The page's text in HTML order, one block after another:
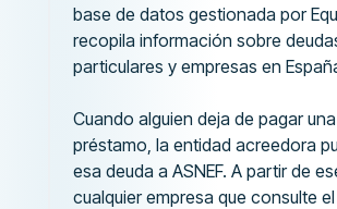
base de datos gestionada por
recopila información sobre
particulares y empresas en
Cuando alguien deja de pagar
préstamo, la entidad acreedora
esa deuda a ASNEF. A partir de
cualquier empresa que consulte